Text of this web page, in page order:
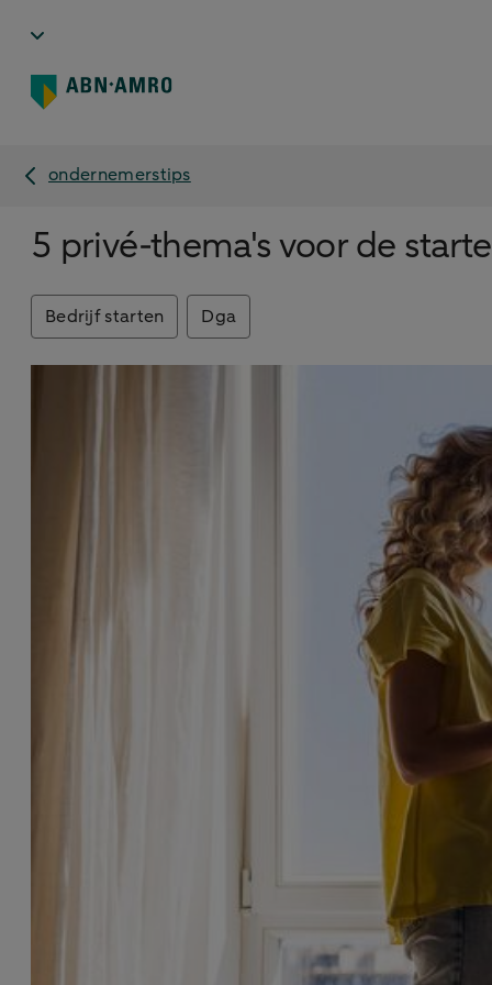
ondernemerstips
5 privé-thema's voor de
Bedrijf starten Dga